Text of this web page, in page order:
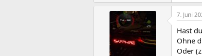
7. Juni
Hast
Ohne
Oder